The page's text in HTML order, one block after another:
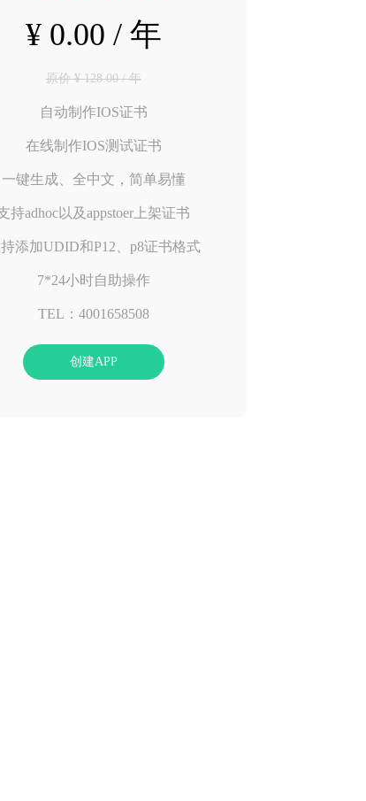
¥ 0.00 / 年
原价 ¥ 128.00 / 年
自动制作IOS证书
在线制作IOS测试证书
一键生成、全中文，简单易懂
持adhoc以及appstoer上架证书
添加UDID和P12、p8证书格式
7*24小时自助操作
TEL：4001658508
创建APP